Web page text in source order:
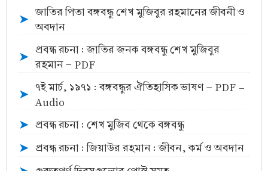
➤
জাতির পিতা বঙ্গবন্ধু শেখ মুজিবুর রহমানের জীবনী ও
অবদান
➤
প্রবন্ধ রচনা : জাতির জনক বঙ্গবন্ধু শেখ মুজিবুর
রহমান - PDF
➤
৭ই মার্চ, ১৯৭১ : বঙ্গবন্ধুর ঐতিহাসিক ভাষণ - PDF -
Audio
➤ প্রবন্ধ রচনা : শেখ মুজিব থেকে বঙ্গবন্ধু
➤ প্রবন্ধ রচনা : জিয়াউর রহমান : জীবন, কর্ম ও অবদান